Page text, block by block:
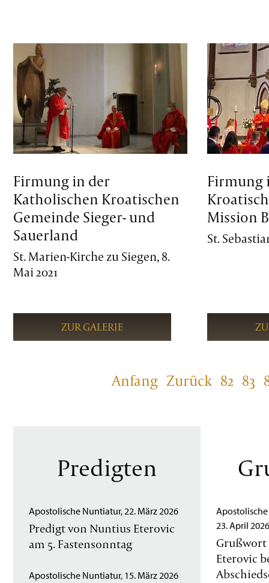
Firmung in der
Katholischen Kroatischen
Gemeinde Sieger- und
Sauerland
St. Marien-Kirche zu Siegen, 8.
Mai 2021
ZUR GALERIE
Firmung
Mission
St.
Anfang Zurück 82 83
Predigten
Apostolische Nuntiatur, 22. März 2026
Predigt von Nuntius Eterovic
am 5. Fastensonntag
Apostolische Nuntiatur, 15. März 2026
23. April
Eterovic